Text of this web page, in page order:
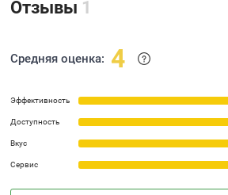
Отзывы 1
Средняя оценка: 4
Эффективность
Доступность
Вкус
Сервис